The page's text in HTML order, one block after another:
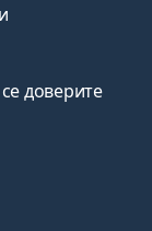
доверите